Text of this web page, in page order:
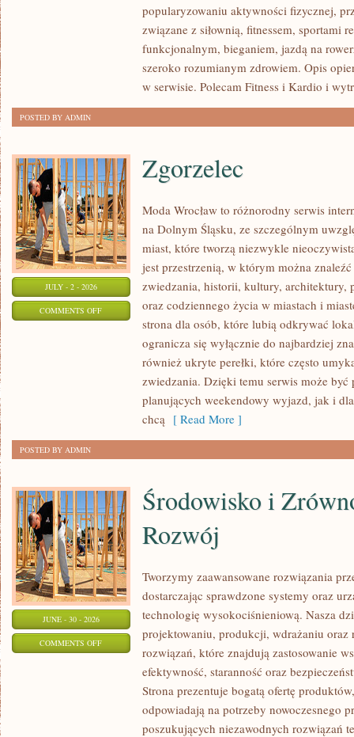
REGENERACJA
popularyzowaniu aktywności fizycznej,
związane z siłownią, fitnessem, sportami
funkcjonalnym, bieganiem, jazdą na
szeroko rozumianym zdrowiem. Opis
w serwisie. Polecam Fitness i Kardio i
POSTED BY ADMIN
JULY - 2 - 2026
COMMENTS OFFON
ZGORZELEC
Zgorzelec
Moda Wrocław to różnorodny serwis
na Dolnym Śląsku, ze szczególnym
miast, które tworzą niezwykle
jest przestrzenią, w którym można
zwiedzania, historii, kultury, architektury,
oraz codziennego życia w miastach i
strona dla osób, które lubią odkrywać
ogranicza się wyłącznie do najbardziej
również ukryte perełki, które często
zwiedzania. Dzięki temu serwis może
planujących weekendowy wyjazd, jak i
chcą [ Read More ]
POSTED BY ADMIN
JUNE - 30 - 2026
COMMENTS OFFON
Środowisko i
Rozwój
Tworzymy zaawansowane rozwiązania
dostarczając sprawdzone systemy oraz
technologię wysokociśnieniową. Nasza
projektowaniu, produkcji, wdrażaniu oraz
rozwiązań, które znajdują zastosowanie
efektywność, staranność oraz
Strona prezentuje bogatą ofertę
odpowiadają na potrzeby nowoczesnego
poszukujących niezawodnych rozwiązań